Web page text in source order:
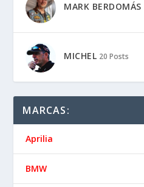
MARK BERDOMÁS
MICHEL 20 Posts
MARCAS:
Aprilia
BMW